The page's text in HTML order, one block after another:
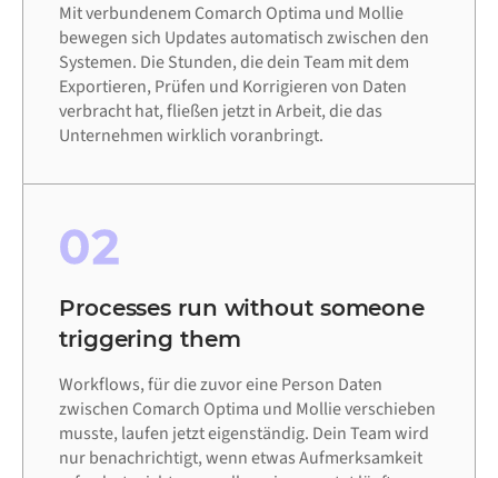
Mit verbundenem Comarch Optima und Mollie
bewegen sich Updates automatisch zwischen den
Systemen. Die Stunden, die dein Team mit dem
Exportieren, Prüfen und Korrigieren von Daten
verbracht hat, fließen jetzt in Arbeit, die das
Unternehmen wirklich voranbringt.
02
Processes run without someone
triggering them
Workflows, für die zuvor eine Person Daten
zwischen Comarch Optima und Mollie verschieben
musste, laufen jetzt eigenständig. Dein Team wird
nur benachrichtigt, wenn etwas Aufmerksamkeit